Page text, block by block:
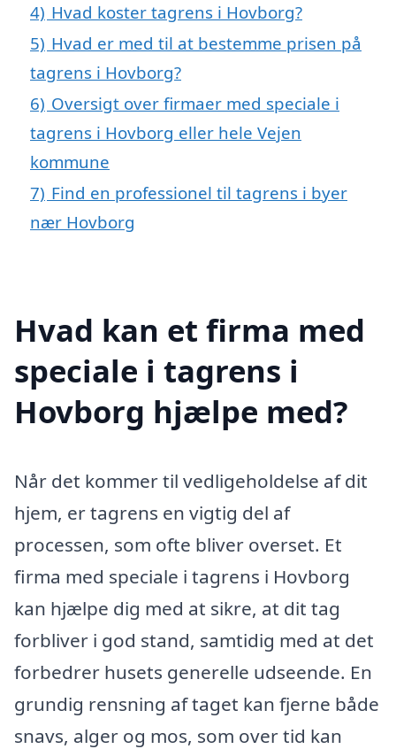
4) Hvad koster tagrens i Hovborg?
5) Hvad er med til at bestemme prisen på
tagrens i Hovborg?
6) Oversigt over firmaer med speciale i
tagrens i Hovborg eller hele Vejen
kommune
7) Find en professionel til tagrens i byer
nær Hovborg
Hvad kan et firma med
speciale i tagrens i
Hovborg hjælpe med?
Når det kommer til vedligeholdelse af dit
hjem, er tagrens en vigtig del af
processen, som ofte bliver overset. Et
firma med speciale i tagrens i Hovborg
kan hjælpe dig med at sikre, at dit tag
forbliver i god stand, samtidig med at det
forbedrer husets generelle udseende. En
grundig rensning af taget kan fjerne både
snavs, alger og mos, som over tid kan